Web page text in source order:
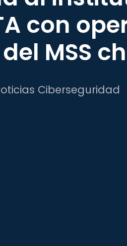
con
MSS
Ciberseguridad